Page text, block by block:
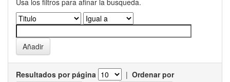
Resultados por página | Ordenar por